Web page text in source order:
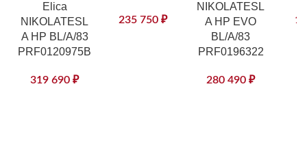
Elica
NIKOLATESL
A HP BL/A/83
PRF0120975B
319 690 ₽
235 750 ₽
NIKOLATESL
A HP EVO
BL/A/83
PRF0196322
280 490 ₽